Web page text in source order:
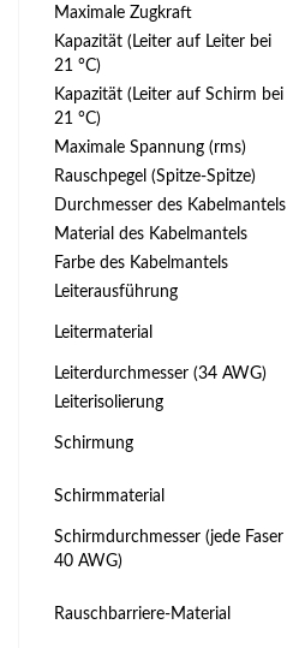
Maximale Zugkraft
Kapazität (Leiter auf Leiter bei
21 °C)
Kapazität (Leiter auf Schirm bei
21 °C)
Maximale Spannung (rms)
Rauschpegel (Spitze-Spitze)
Durchmesser des Kabelmantels
Material des Kabelmantels
Farbe des Kabelmantels
Leiterausführung
Leitermaterial
Leiterdurchmesser (34 AWG)
Leiterisolierung
Schirmung
Schirmmaterial
Schirmdurchmesser (jede Faser
40 AWG)
Rauschbarriere-Material